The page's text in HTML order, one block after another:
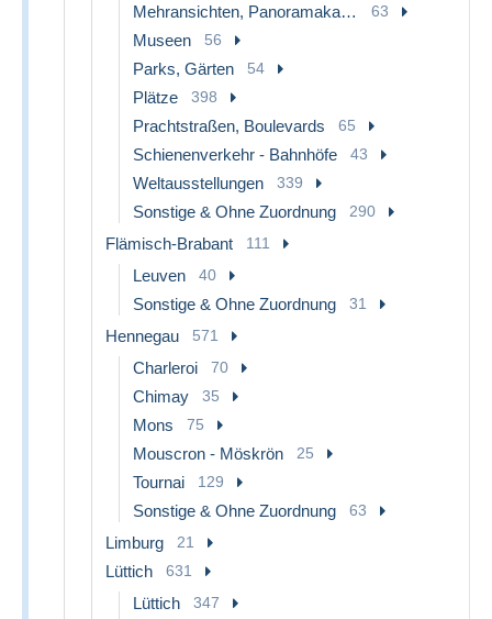
Mehransichten, Panoramakarten 63
Museen 56
Parks, Gärten 54
Plätze 398
Prachtstraßen, Boulevards 65
Schienenverkehr - Bahnhöfe 43
Weltausstellungen 339
Sonstige & Ohne Zuordnung 290
Flämisch-Brabant 111
Leuven 40
Sonstige & Ohne Zuordnung 31
Hennegau 571
Charleroi 70
Chimay 35
Mons 75
Mouscron - Möskrön 25
Tournai 129
Sonstige & Ohne Zuordnung 63
Limburg 21
Lüttich 631
Lüttich 347